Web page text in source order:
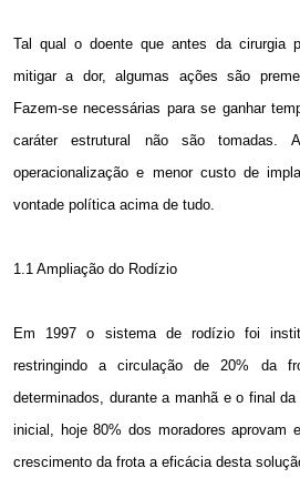
Tal qual o doente que antes da cirurgia
mitigar a dor, algumas ações são
Fazem-se necessárias para se ganhar
caráter estrutural não são tomadas.
operacionalização e menor custo de
vontade política acima de tudo.
1.1 Ampliação do Rodízio
Em 1997 o sistema de rodízio foi
restringindo a circulação de 20% da
determinados, durante a manhã e o final
inicial, hoje 80% dos moradores aprovam
crescimento da frota a eficácia desta